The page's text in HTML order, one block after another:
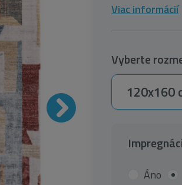
Viac informácií
Vyberte
120x160
Áno